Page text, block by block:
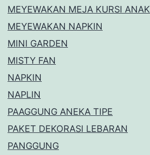
MEYEWAKAN MEJA KURSI ANAK
MEYEWAKAN NAPKIN
MINI GARDEN
MISTY FAN
NAPKIN
NAPLIN
PAAGGUNG ANEKA TIPE
PAKET DEKORASI LEBARAN
PANGGUNG